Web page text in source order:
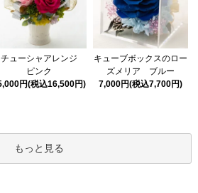
チューシャアレンジ
ピンク
円(税込16,500円)
キューブボックスのロー
ズメリア ブルー
7,000円(税込7,700円)
もっと見る